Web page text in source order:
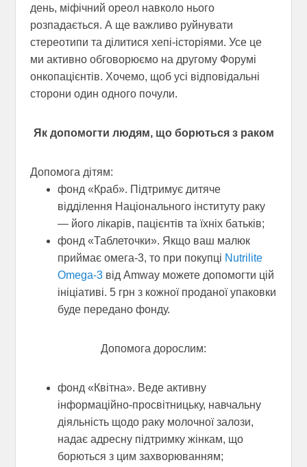
день, міфічний ореол навколо нього
розпадається. А ще важливо руйнувати
стереотипи та ділитися хепі-історіями. Усе це
ми активно обговорюємо на другому Форумі
онкопацієнтів. Хочемо, щоб усі відповідальні
сторони один одного почули.
Як допомогти людям, що борються з раком
Допомога дітям:
фонд «Краб». Підтримує дитяче
відділення Національного інституту раку
— його лікарів, пацієнтів та їхніх батьків;
фонд «Таблеточки». Якщо ваш малюк
приймає омега-3, то при покупці Nutrilite
Omega-3від Amway можете допомогти цій
ініціативі. 5 грн з кожної проданої упаковки
буде передано фонду.
Допомога дорослим:
фонд «Квітна». Веде активну
інформаційно-просвітницьку, навчальну
діяльність щодо раку молочної залози,
надає адресну підтримку жінкам, що
борються з цим захворюванням;